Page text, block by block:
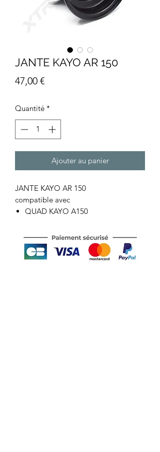
JANTE KAYO AR 150
47,00 €Prix
Quantité *
Ajouter au panier
JANTE KAYO AR 150
compatible avec
QUAD KAYO A150